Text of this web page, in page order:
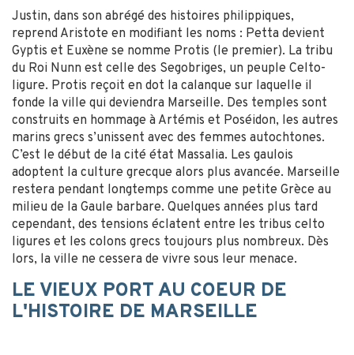
Justin, dans son abrégé des histoires philippiques,
reprend Aristote en modifiant les noms : Petta devient
Gyptis et Euxène se nomme Protis (le premier). La tribu
du Roi Nunn est celle des Segobriges, un peuple Celto-
ligure. Protis reçoit en dot la calanque sur laquelle il
fonde la ville qui deviendra Marseille. Des temples sont
construits en hommage à Artémis et Poséidon, les autres
marins grecs s’unissent avec des femmes autochtones.
C’est le début de la cité état Massalia. Les gaulois
adoptent la culture grecque alors plus avancée. Marseille
restera pendant longtemps comme une petite Grèce au
milieu de la Gaule barbare. Quelques années plus tard
cependant, des tensions éclatent entre les tribus celto
ligures et les colons grecs toujours plus nombreux. Dès
lors, la ville ne cessera de vivre sous leur menace.
LE VIEUX PORT AU COEUR DE
L'HISTOIRE DE MARSEILLE